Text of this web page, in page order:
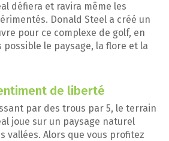
défiera et ravira même les
Donald Steel a créé un
pour ce complexe de golf, en
le paysage, la flore et la
de liberté
par des trous par 5, le terrain
joue sur un paysage naturel
vallées. Alors que vous profitez